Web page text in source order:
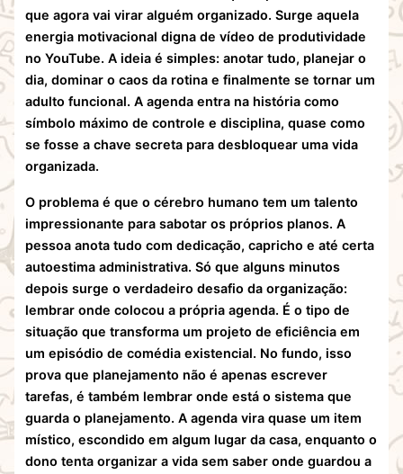
que agora vai virar alguém organizado. Surge aquela
energia motivacional digna de vídeo de produtividade
no YouTube. A ideia é simples: anotar tudo, planejar o
dia, dominar o caos da rotina e finalmente se tornar um
adulto funcional. A agenda entra na história como
símbolo máximo de controle e disciplina, quase como
se fosse a chave secreta para desbloquear uma vida
organizada.
O problema é que o cérebro humano tem um talento
impressionante para sabotar os próprios planos. A
pessoa anota tudo com dedicação, capricho e até certa
autoestima administrativa. Só que alguns minutos
depois surge o verdadeiro desafio da organização:
lembrar onde colocou a própria agenda. É o tipo de
situação que transforma um projeto de eficiência em
um episódio de comédia existencial. No fundo, isso
prova que planejamento não é apenas escrever
tarefas, é também lembrar onde está o sistema que
guarda o planejamento. A agenda vira quase um item
místico, escondido em algum lugar da casa, enquanto o
dono tenta organizar a vida sem saber onde guardou a